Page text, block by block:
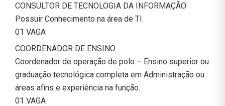
CONSULTOR DE TECNOLOGIA DA INFORMAÇÃO
Possuir Conhecimento na área de TI.
01 VAGA
COORDENADOR DE ENSINO
Coordenador de operação de polo – Ensino superior ou
graduação tecnológica completa em Administração ou
áreas afins e experiência na função.
01 VAGA